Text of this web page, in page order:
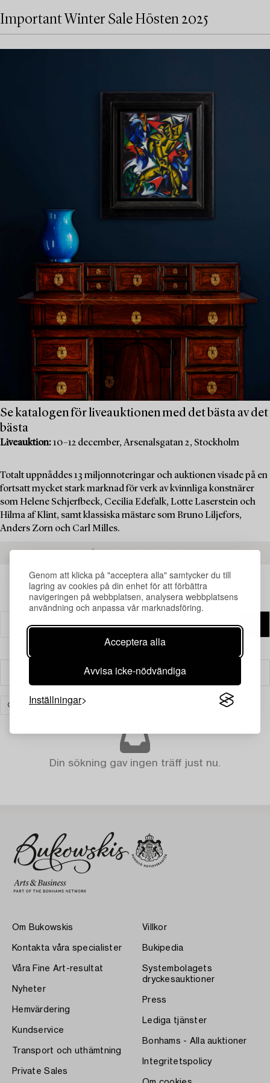
Genom att klicka på "acceptera alla" samtycker du till
lagring av cookies på din enhet för att förbättra
navigeringen på webbplatsen, analysera webbplatsens
användning och anpassa vår marknadsföring.
Acceptera alla
Avvisa icke-nödvändiga
Inställningar
Important Winter Sale Hösten 2025
Se katalogen för liveauktionen med det bästa av det
bästa
Liveauktion:10–12 december, Arsenalsgatan 2, Stockholm
Totalt uppnåddes 13 miljonnoteringar och auktionen visade på en
fortsatt mycket stark marknad för verk av kvinnliga konstnärer
som Helene Schjerfbeck, Cecilia Edefalk, Lotte Laserstein och
Hilma af Klint, samt klassiska mästare som Bruno Liljefors,
Anders Zorn och Carl Milles.
Filter
GLAS RENSA ALLA
Din sökning gav ingen träff just nu.
Om Bukowskis
Kontakta våra specialister
Våra Fine Art-resultat
Nyheter
Hemvärdering
Kundservice
Transport och uthämtning
Private Sales
Villkor
Bukipedia
Systembolagets
dryckesauktioner
Press
Lediga tjänster
Bonhams - Alla auktioner
Integritetspolicy